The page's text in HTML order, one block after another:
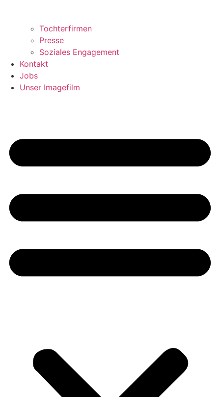
Tochterfirmen
Presse
Soziales Engagement
Kontakt
Jobs
Unser Imagefilm